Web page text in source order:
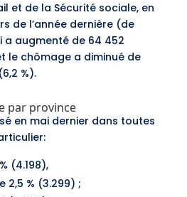
et de la Sécurité sociale, en
de l’année dernière (de
a augmenté de 64 452
le chômage a diminué de
%).
par province
en mai dernier dans toutes
(4.198),
2,5 % (3.299) ;